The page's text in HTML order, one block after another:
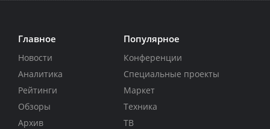
Главное
Новости
Аналитика
Рейтинги
Обзоры
Архив
Популярное
Конференции
Специальные проекты
Маркет
Техника
ТВ